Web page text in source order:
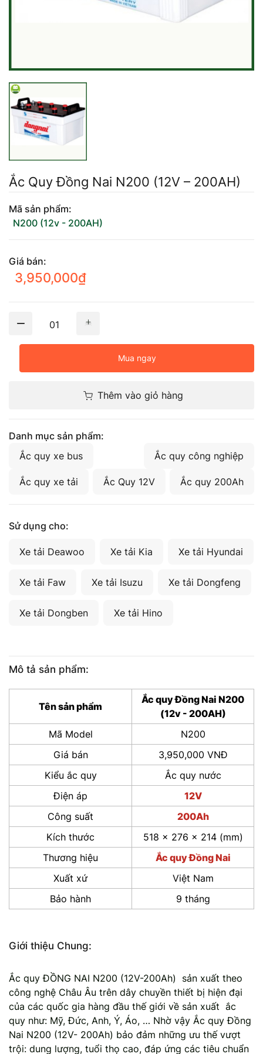
Suzuki
Rocket
Ắc Quy Đồng Nai N200 (12V – 200AH)
Mã sản phẩm:
N200 (12v - 200AH)
Giá bán:
3,950,000₫
01
Mua ngay
Thêm vào giỏ hàng
Danh mục sản phẩm:
Ắc quy xe bus
Ắc quy công nghiệp
Ắc quy xe tải Ắc Quy 12V Ắc quy 200Ah
Sử dụng cho:
Xe tải Deawoo Xe tải Kia Xe tải Hyundai
Xe tải Faw Xe tải Isuzu Xe tải Dongfeng
Xe tải Dongben Xe tải Hino
Mô tả sản phẩm:
Tên sản phẩm
Ắc quy Đồng Nai N200
(12v - 200AH)
Mã Model
N200
Giá bán
3,950,000 VNĐ
Kiểu ắc quy
Ắc quy nước
Điện áp
12V
Công suất
200Ah
Kích thước
518 x 276 x 214 (mm)
Thương hiệu
Ắc quy Đồng Nai
Xuất xứ
Việt Nam
Bảo hành
9 tháng
Giới thiệu Chung:
Ắc quy ĐỒNG NAI N200 (12V-200Ah) sản xuất theo
công nghệ Châu Âu trên dây chuyền thiết bị hiện đại
của các quốc gia hàng đầu thế giới về sản xuất ắc
quy như: Mỹ, Đức, Anh, Ý, Áo, … Nhờ vậy Ắc quy Đồng
Nai N200 (12V- 200Ah) bảo đảm những ưu thế vượt
trội: dung lượng, tuổi thọ cao, đáp ứng các tiêu chuẩn